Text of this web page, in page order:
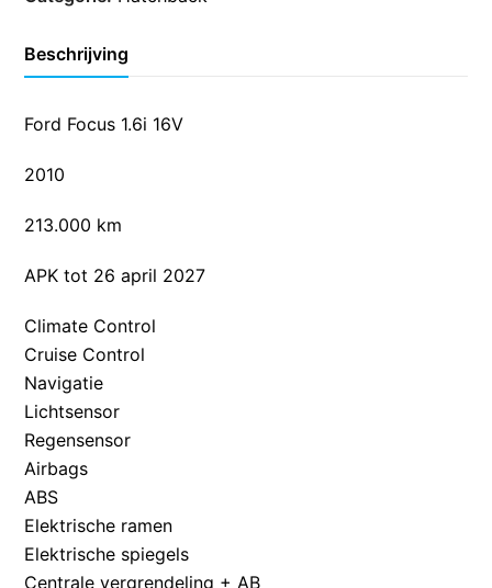
Beschrijving
Ford Focus 1.6i 16V
2010
213.000 km
APK tot 26 april 2027
Climate Control
Cruise Control
Navigatie
Lichtsensor
Regensensor
Airbags
ABS
Elektrische ramen
Elektrische spiegels
Centrale vergrendeling + AB